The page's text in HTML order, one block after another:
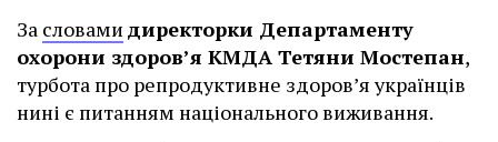
За словамидиректорки Департаменту
охорони здоров’я КМДА Тетяни Мостепан,
турбота про репродуктивне здоров’я українців
нині є питанням національного виживання.